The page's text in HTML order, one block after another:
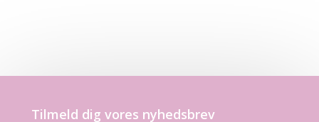
Tilmeld dig vores nyhedsbrev